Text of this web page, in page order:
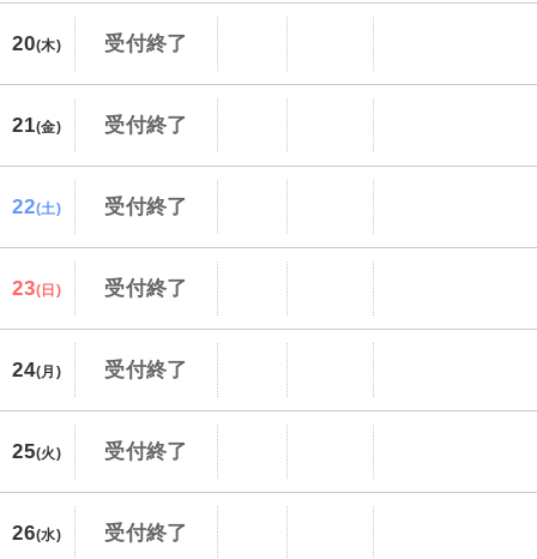
20(木) 受付終了
21(金) 受付終了
22(土) 受付終了
23(日) 受付終了
24(月) 受付終了
25(火) 受付終了
26(水) 受付終了